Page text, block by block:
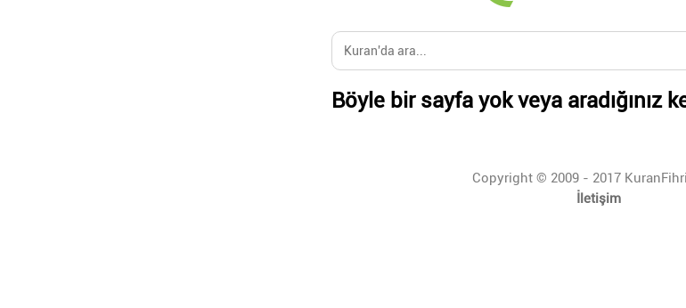
Böyle bir sayfa yok veya aradığınız
Copyright © 2009 - 2017
İletişim